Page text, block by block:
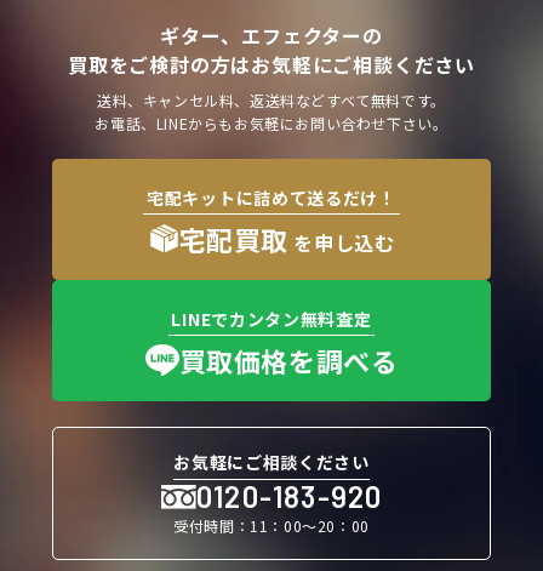
ギター、エフェクターの
買取をご検討の方はお気軽にご相談ください
送料、キャンセル料、返送料などすべて無料です。
お電話、LINEからもお気軽にお問い合わせ下さい。
宅配キットに詰めて送るだけ！
宅配買取 を申し込む
LINEでカンタン無料査定
買取価格を調べる
お気軽にご相談ください
0120-183-920
受付時間：11：00〜20：00